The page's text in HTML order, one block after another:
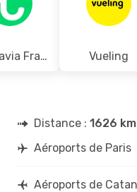
Transavia France Vueling
Distance : 1626
Aéroports de Paris
Aéroports de